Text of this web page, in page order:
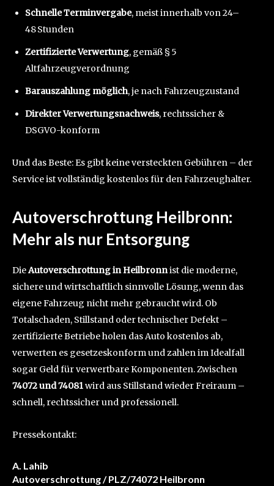
Schnelle Terminvergabe, meist innerhalb von 24–
48 Stunden
Zertifizierte Verwertung, gemäß § 5
Altfahrzeugverordnung
Barauszahlung möglich, je nach Fahrzeugzustand
Direkter Verwertungsnachweis, rechtssicher &
DSGVO-konform
Und das Beste: Es gibt keine versteckten Gebühren – der
Service ist vollständig kostenlos für den Fahrzeughalter.
Autoverschrottung Heilbronn:
Mehr als nur Entsorgung
DieAutoverschrottung in Heilbronnist die moderne,
sichere und wirtschaftlich sinnvolle Lösung, wenn das
eigene Fahrzeug nicht mehr gebraucht wird. Ob
Totalschaden, Stillstand oder technischer Defekt –
zertifizierte Betriebe holen das Auto kostenlos ab,
verwerten es gesetzeskonform und zahlen im Idealfall
sogar Geld für verwertbare Komponenten. Zwischen
74072 und 74081wird aus Stillstand wieder Freiraum –
schnell, rechtssicher und professionell.
Pressekontakt:
A. Lahib
Autoverschrottung / PLZ/74072 Heilbronn